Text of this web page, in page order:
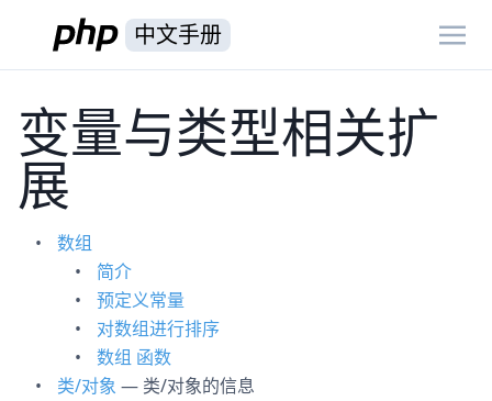
中文手册
变量与类型相关扩
展
数组
简介
预定义常量
对数组进行排序
数组 函数
类/对象 — 类/对象的信息